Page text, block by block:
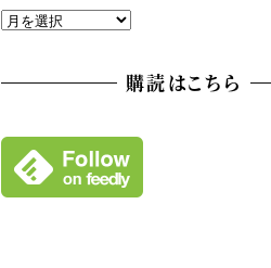
ア
ブ
購読はこちら